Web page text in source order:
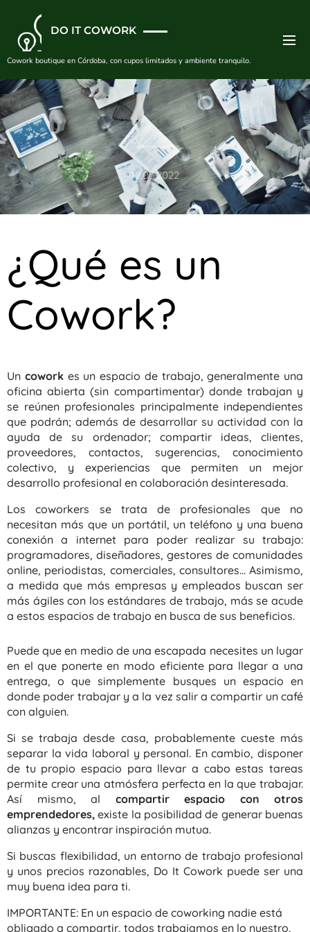
DO IT COWORK
Cowork boutique en Córdoba, con cupos limitados y ambiente tranquilo.
¿Qué es un Cowork?
12.05.2022
¿Qué es un
Cowork?
Un cowork es un espacio de trabajo, generalmente una
oficina abierta (sin compartimentar) donde trabajan y
se reúnen profesionales principalmente independientes
que podrán; además de desarrollar su actividad con la
ayuda de su ordenador; compartir ideas, clientes,
proveedores, contactos, sugerencias, conocimiento
colectivo, y experiencias que permiten un mejor
desarrollo profesional en colaboración desinteresada.
Los coworkers se trata de profesionales que no
necesitan más que un portátil, un teléfono y una buena
conexión a internet para poder realizar su trabajo:
programadores, diseñadores, gestores de comunidades
online, periodistas, comerciales, consultores... Asimismo,
a medida que más empresas y empleados buscan ser
más ágiles con los estándares de trabajo, más se acude
a estos espacios de trabajo en busca de sus beneficios.
Puede que en medio de una escapada necesites un lugar
en el que ponerte en modo eficiente para llegar a una
entrega, o que simplemente busques un espacio en
donde poder trabajar y a la vez salir a compartir un café
con alguien.
Si se trabaja desde casa, probablemente cueste más
separar la vida laboral y personal. En cambio, disponer
de tu propio espacio para llevar a cabo estas tareas
permite crear una atmósfera perfecta en la que trabajar.
Así mismo, al compartir espacio con otros
emprendedores,existe la posibilidad de generar buenas
alianzas y encontrar inspiración mutua.
Si buscas flexibilidad, un entorno de trabajo profesional
y unos precios razonables, Do It Cowork puede ser una
muy buena idea para ti.
IMPORTANTE: En un espacio de coworking nadie está
obligado a compartir, todos trabajamos en lo nuestro,